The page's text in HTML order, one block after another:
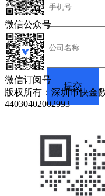
微信公众号
微信订阅号
版权所有：深圳市快金
44030402002993